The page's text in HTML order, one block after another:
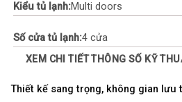
Kiểu tủ lạnh:Multi doors
Số cửa tủ lạnh:4 cửa
XEM CHI TIẾT THÔNG SỐ KỸ
Thiết kế sang trọng, không gian lưu